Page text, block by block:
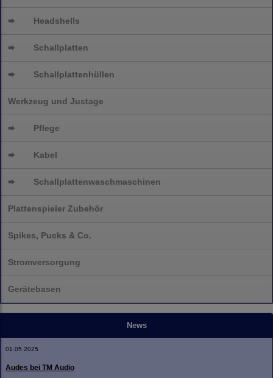
➨ Headshells
➨ Schallplatten
➨ Schallplattenhüllen
Werkzeug und Justage
➨ Pflege
➨ Kabel
➨ Schallplattenwaschmaschinen
Plattenspieler Zubehör
Spikes, Pucks & Co.
Stromversorgung
Gerätebasen
News
01.05.2025
Audes bei TM Audio